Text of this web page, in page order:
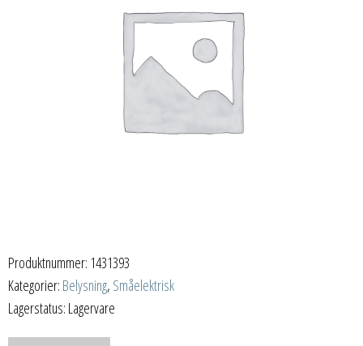
Produktnummer: 1431393
Kategorier: Belysning, Småelektrisk
Lagerstatus: Lagervare